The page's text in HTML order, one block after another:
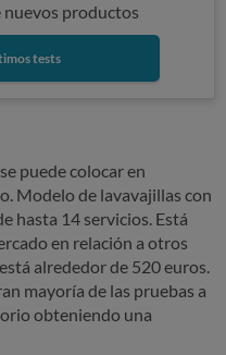
nuevos productos
tests
puede colocar en
Modelo de lavavajillas con
hasta 14 servicios. Está
en relación a otros
alrededor de 520 euros.
mayoría de las pruebas a
obteniendo una